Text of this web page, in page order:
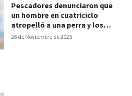
26 de Noviembre de 2025
Pescadores denunciaron que
un hombre en cuatriciclo
atropelló a una perra y los
amenazó